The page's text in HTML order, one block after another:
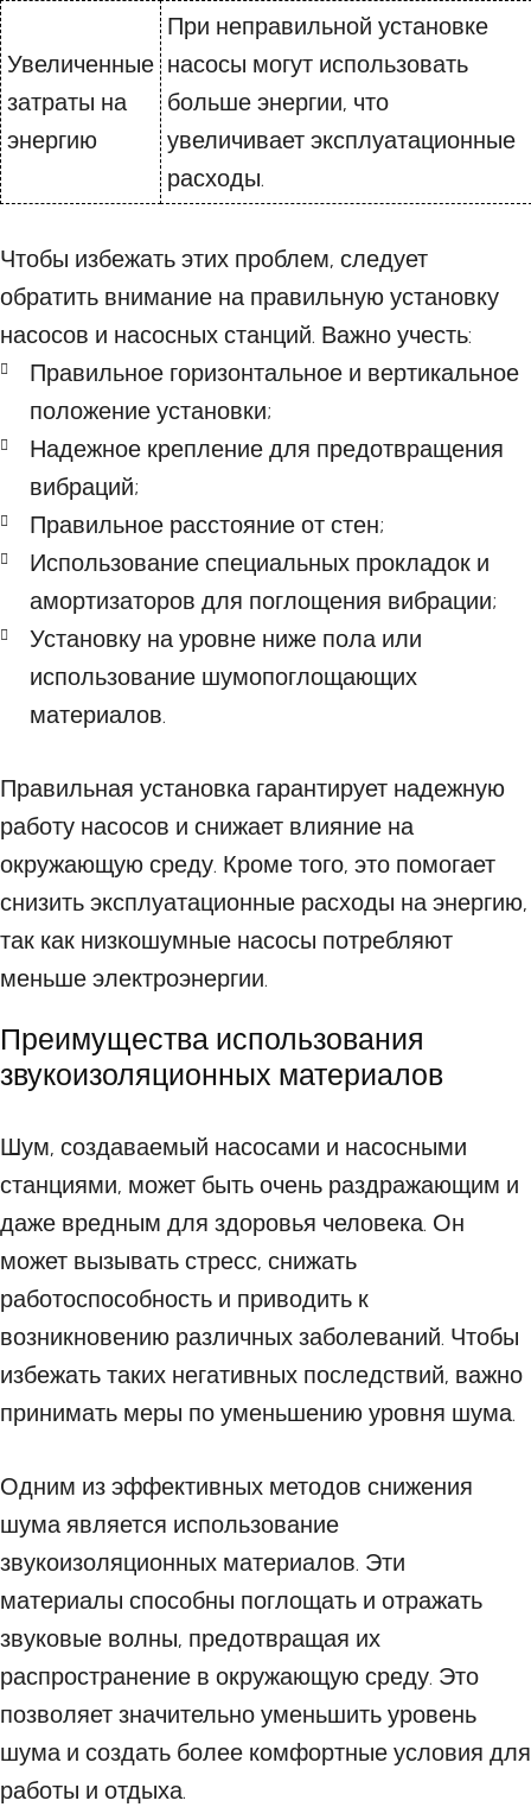
Увеличенные
затраты на
энергию
При неправильной установке
насосы могут использовать
больше энергии, что
увеличивает эксплуатационные
расходы.
Чтобы избежать этих проблем, следует
обратить внимание на правильную установку
насосов и насосных станций. Важно учесть:
Правильное горизонтальное и вертикальное
положение установки;
Надежное крепление для предотвращения
вибраций;
Правильное расстояние от стен;
Использование специальных прокладок и
амортизаторов для поглощения вибрации;
Установку на уровне ниже пола или
использование шумопоглощающих
материалов.
Правильная установка гарантирует надежную
работу насосов и снижает влияние на
окружающую среду. Кроме того, это помогает
снизить эксплуатационные расходы на энергию,
так как низкошумные насосы потребляют
меньше электроэнергии.
Преимущества использования
звукоизоляционных материалов
Шум, создаваемый насосами и насосными
станциями, может быть очень раздражающим и
даже вредным для здоровья человека. Он
может вызывать стресс, снижать
работоспособность и приводить к
возникновению различных заболеваний. Чтобы
избежать таких негативных последствий, важно
принимать меры по уменьшению уровня шума.
Одним из эффективных методов снижения
шума является использование
звукоизоляционных материалов. Эти
материалы способны поглощать и отражать
звуковые волны, предотвращая их
распространение в окружающую среду. Это
позволяет значительно уменьшить уровень
шума и создать более комфортные условия для
работы и отдыха.